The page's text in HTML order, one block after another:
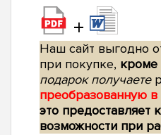
+
Наш сайт выгодно
при покупке, кроме
подарок получаете
преобразованную в
это предоставляет
возможности при